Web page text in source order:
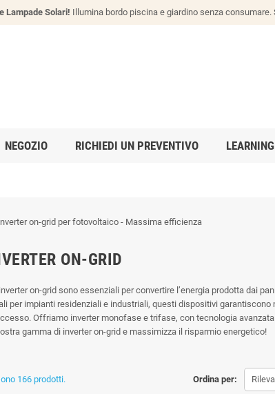
Lampade Solari! Illumina bordo piscina e giardino senza
NEGOZIO RICHIEDI UN PREVENTIVO
ON-GRID
on-grid sono essenziali per convertire l’energia prodotta dai
per impianti residenziali e industriali, questi dispositivi
Offriamo inverter monofase e trifase, con tecnologia
gamma di inverter on-grid e massimizza il risparmio energetico!
Ordina per:
166 prodotti.